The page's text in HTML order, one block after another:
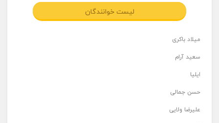
لیست خوانندگان
میلاد باکری
سعید آرام
ایلیا
حسن جمالی
علیرضا ولایی